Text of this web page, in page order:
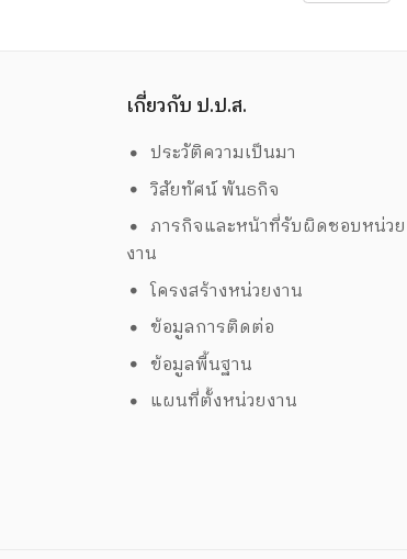
เกี่ยวกับ ป.ป.ส.
ประวัติความเป็นมา
วิสัยทัศน์ พันธกิจ
ภารกิจและหน้าที่รับผิดชอบหน่วย
งาน
โครงสร้างหน่วยงาน
ข้อมูลการติดต่อ
ข้อมูลพื้นฐาน
แผนที่ตั้งหน่วยงาน